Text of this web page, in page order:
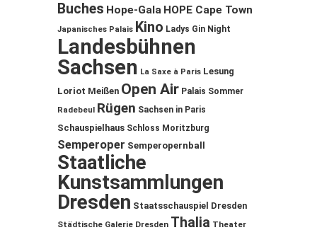
Buches Hope-Gala HOPE Cape Town
Japanisches Palais Kino Ladys Gin Night
Landesbühnen
Sachsen La Saxe à Paris Lesung
Loriot Meißen Open Air Palais Sommer
Radebeul Rügen Sachsen in Paris
Schauspielhaus Schloss Moritzburg
Semperoper Semperopernball
Staatliche
Kunstsammlungen
Dresden Staatsschauspiel Dresden
Städtische Galerie Dresden Thalia Theater